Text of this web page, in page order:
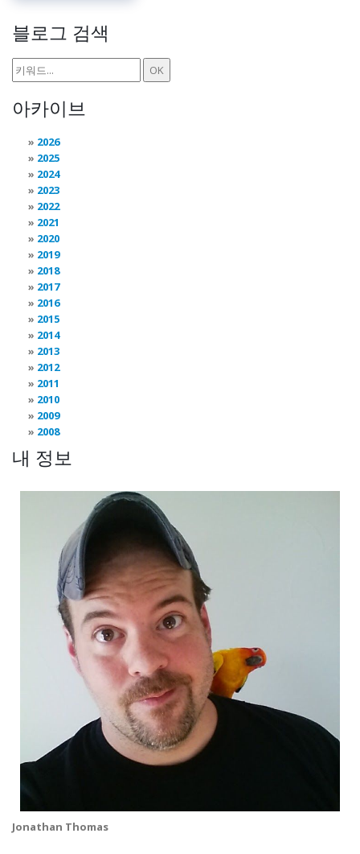
블로그 검색
아카이브
2026
2025
2024
2023
2022
2021
2020
2019
2018
2017
2016
2015
2014
2013
2012
2011
2010
2009
2008
내 정보
Jonathan Thomas